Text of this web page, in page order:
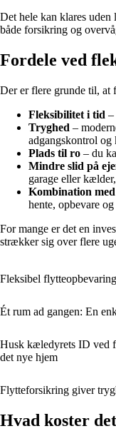
Det hele kan klares
både forsikring og
Fordele ved
Der er flere grunde til, at
Fleksibilitet i tid –
Tryghed –
adgangskontrol og
Plads til ro – du
Mindre slid på
garage eller
Kombination
hente, opbevare
For mange er det en
strækker sig over flere
Fleksibel
Ét rum ad gangen: En
Husk kæledyrets ID ved
det nye hjem
Flytteforsikring giver
Hvad koster